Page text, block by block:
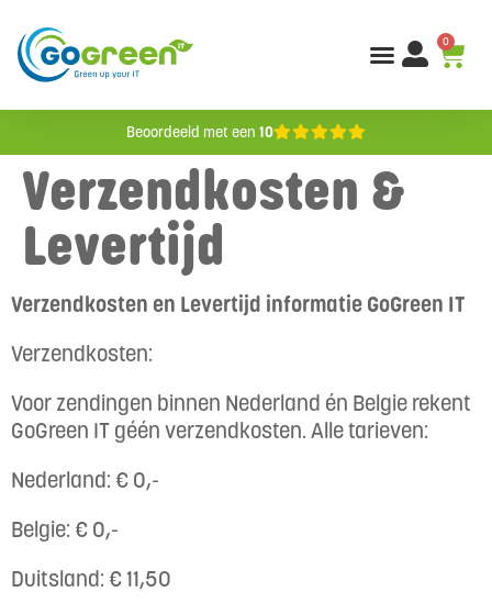
0
Beoordeeld met een 10
Verzendkosten &
Levertijd
Verzendkosten en Levertijd informatie GoGreen IT
Verzendkosten:
Voor zendingen binnen Nederland én Belgie rekent
GoGreen IT géén verzendkosten. Alle tarieven:
Nederland: € 0,-
Belgie: € 0,-
Duitsland: € 11,50